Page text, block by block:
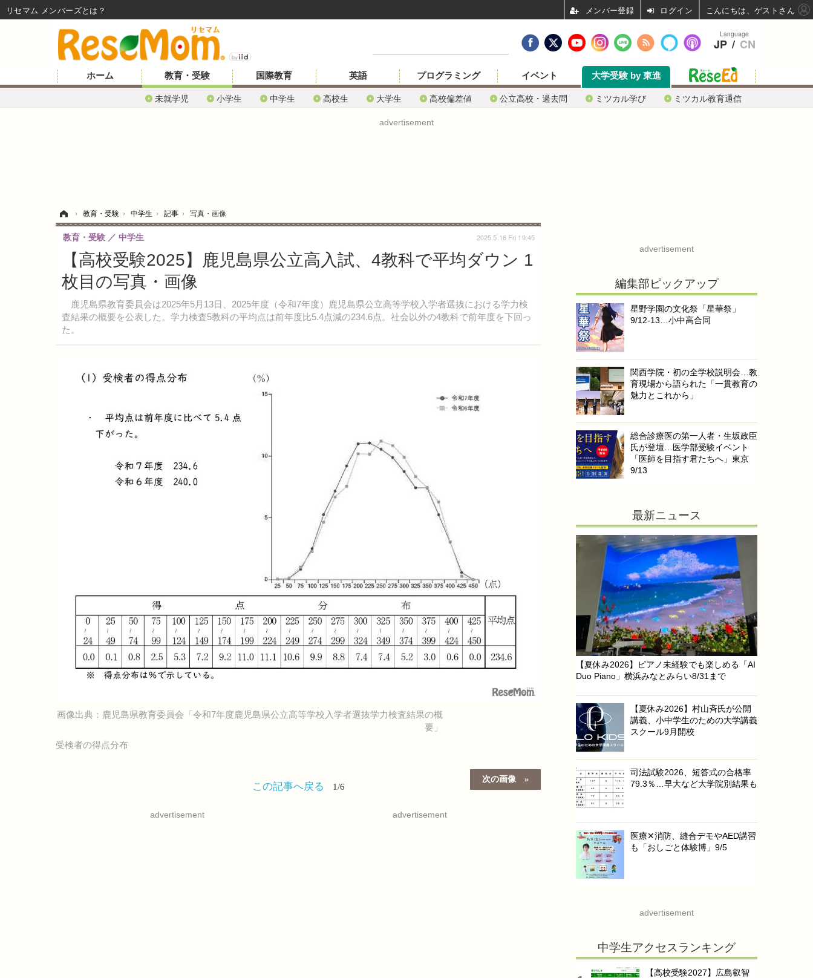
ホーム 教育・受験
未就学児 小学生 中学生 高校生 大学生 高校偏差値 公立高校・過去問 ミツカル学び ミツカル教育通信
国際教育 英語 プログラミング イベント 大学受験 by 東進
advertisement
› 教育・受験 › 中学生 › 記事 › 写真・画像
【高校受験2025】鹿児島県公立高入試、4教科で平均ダウン 1
枚目の写真・画像
鹿児島県教育委員会は2025年5月13日、2025年度（令和7年度）鹿児島県公立高等学校入学者選抜における学力検
査結果の概要を公表した。学力検査5教科の平均点は前年度比5.4点減の234.6点。社会以外の4教科で前年度を下回っ
た。
教育・受験 中学生 2025.5.16 Fri 19:45
画像出典：鹿児島県教育委員会「令和7年度鹿児島県公立高等学校入学者選抜学力検査結果の概
要」
受検者の得点分布
次の画像
この記事へ戻る 1/6
advertisement advertisement
advertisement
編集部ピックアップ
星野学園の文化祭「星華祭」
9/12-13…小中高合同
関西学院・初の全学校説明会…教
育現場から語られた「一貫教育の
魅力とこれから」
総合診療医の第一人者・生坂政臣
氏が登壇…医学部受験イベント
「医師を目指す君たちへ」東京
9/13
最新ニュース
【夏休み2026】ピアノ未経験でも楽しめる「AI
Duo Piano」横浜みなとみらい8/31まで
【夏休み2026】村山斉氏が公開
講義、小中学生のための大学講義
スクール9月開校
司法試験2026、短答式の合格率
79.3％…早大など大学院別結果も
医療✕消防、縫合デモやAED講習
も「おしごと体験博」9/5
advertisement
中学生アクセスランキング
【高校受験2027】広島叡智
Language
JP / CN
リセマム メンバーズ ログイン こんにちは、ゲストさん